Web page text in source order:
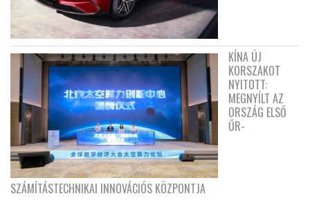
KÍNA ÚJ
KORSZAKOT
NYITOTT:
MEGNYÍLT AZ
ORSZÁG ELSŐ
ŰR-
SZÁMÍTÁSTECHNIKAI INNOVÁCIÓS KÖZPONTJA